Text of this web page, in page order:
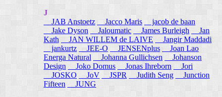
J
JAB Anstoetz
Jacco Maris
jacob de baan
Jake Dyson
Jaloumatic James Burleigh
Jan
Kath
JAN WILLEM de LAIVE
Jangir Maddadi
jankurtz JEE-O JENSENplus
Joan Lao
Energa Natural
Johanna Gullichsen
Johanson
Design
Joko Domus Jonas Ihreborn
Jori
JOSKO
JoV JSPR Judith Seng
Junction
Fifteen
JUNG